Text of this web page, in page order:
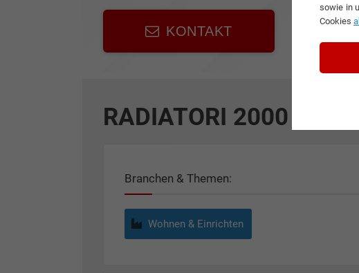
KONTAKT
RADIATORI 2000 SpA
Branchen & Themen:
Wohnen & Einrichten
sowie in
Cookies